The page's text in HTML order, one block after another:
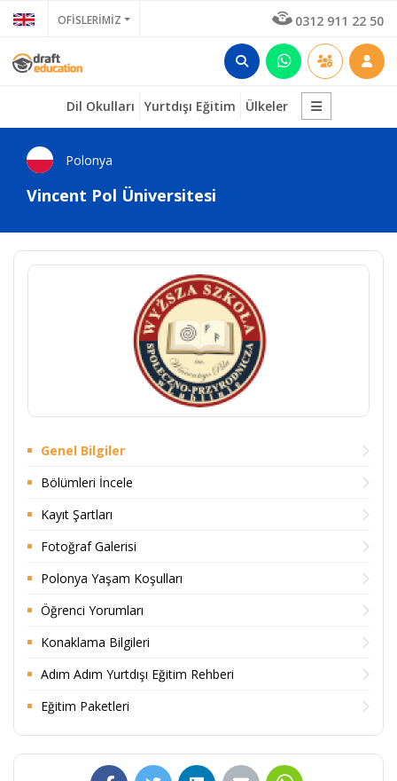
OFİSLERİMİZ 0312 911 22 50
Dil Okulları Yurtdışı Eğitim Ülkeler
Polonya
Vincent Pol Üniversitesi
Genel Bilgiler
Bölümleri İncele
Kayıt Şartları
Fotoğraf Galerisi
Polonya Yaşam Koşulları
Öğrenci Yorumları
Konaklama Bilgileri
Adım Adım Yurtdışı Eğitim Rehberi
Eğitim Paketleri